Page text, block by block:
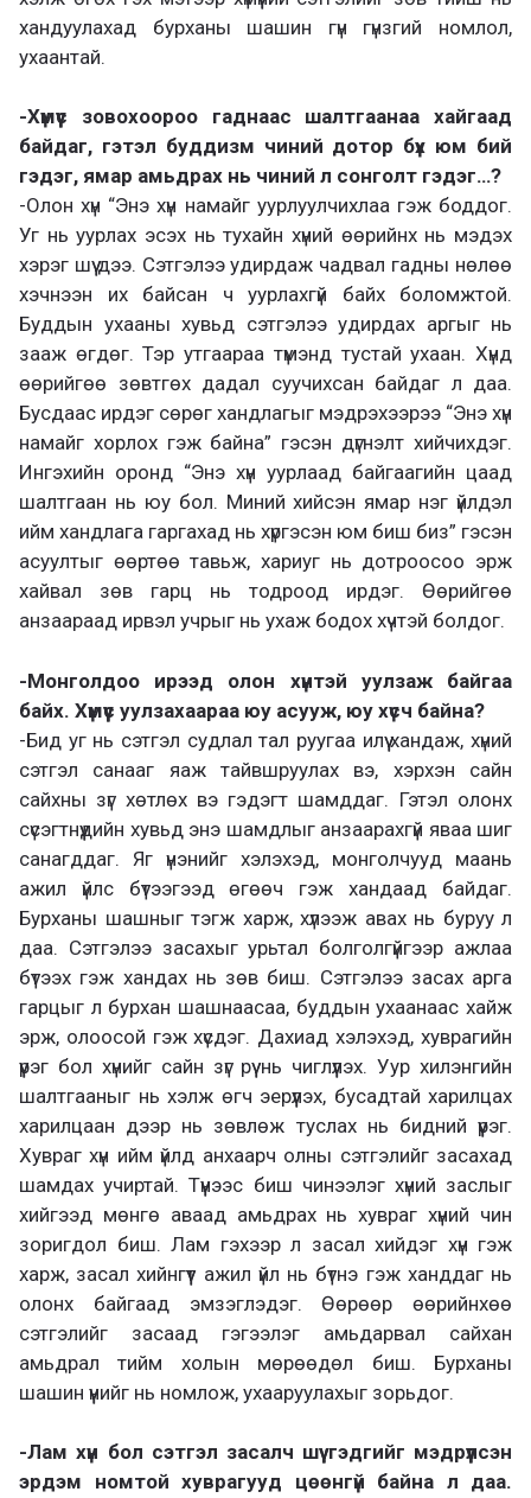
хандуулахад бурханы шашин гүн гүнзгий номлол,
ухаантай.
-Хүмүүс зовохоороо гаднаас шалтгаанаа хайгаад
байдаг, гэтэл буддизм чиний дотор бүх юм бий
гэдэг, ямар амьдрах нь чиний л сонголт гэдэг…?
-Олон хүн “Энэ хүн намайг уурлуулчихлаа гэж боддог.
Уг нь уурлах эсэх нь тухайн хүний өөрийнх нь мэдэх
хэрэг шүү дээ. Сэтгэлээ удирдаж чадвал гадны нөлөө
хэчнээн их байсан ч уурлахгүй байх боломжтой.
Буддын ухааны хувьд сэтгэлээ удирдах аргыг нь
зааж өгдөг. Тэр утгаараа түмэнд тустай ухаан. Хүнд
өөрийгөө зөвтгөх дадал суучихсан байдаг л даа.
Бусдаас ирдэг сөрөг хандлагыг мэдрэхээрээ “Энэ хүн
намайг хорлох гэж байна” гэсэн дүгнэлт хийчихдэг.
Ингэхийн оронд “Энэ хүн уурлаад байгаагийн цаад
шалтгаан нь юу бол. Миний хийсэн ямар нэг үйлдэл
ийм хандлага гаргахад нь хүргэсэн юм биш биз” гэсэн
асуултыг өөртөө тавьж, хариуг нь дотроосоо эрж
хайвал зөв гарц нь тодроод ирдэг. Өөрийгөө
анзаараад ирвэл учрыг нь ухаж бодох хүчтэй болдог.
-Монголдоо ирээд олон хүнтэй уулзаж байгаа
байх. Хүмүүс уулзахаараа юу асууж, юу хүсч байна?
-Бид уг нь сэтгэл судлал тал руугаа илүү хандаж, хүний
сэтгэл санааг яаж тайвшруулах вэ, хэрхэн сайн
сайхны зүг хөтлөх вэ гэдэгт шамддаг. Гэтэл олонх
сүсэгтнүүдийн хувьд энэ шамдлыг анзаарахгүй яваа шиг
санагддаг. Яг үнэнийг хэлэхэд, монголчууд маань
ажил үйлс бүтээгээд өгөөч гэж хандаад байдаг.
Бурханы шашныг тэгж харж, хүлээж авах нь буруу л
даа. Сэтгэлээ засахыг урьтал болголгүйгээр ажлаа
бүтээх гэж хандах нь зөв биш. Сэтгэлээ засах арга
гарцыг л бурхан шашнаасаа, буддын ухаанаас хайж
эрж, олоосой гэж хүсдэг. Дахиад хэлэхэд, хуврагийн
үүрэг бол хүнийг сайн зүг рүү нь чиглүүлэх. Уур хилэнгийн
шалтгааныг нь хэлж өгч эерүүлэх, бусадтай харилцах
харилцаан дээр нь зөвлөж туслах нь бидний үүрэг.
Хувраг хүн ийм үйлд анхаарч олны сэтгэлийг засахад
шамдах учиртай. Түүнээс биш чинээлэг хүний заслыг
хийгээд мөнгө аваад амьдрах нь хувраг хүний чин
зоригдол биш. Лам гэхээр л засал хийдэг хүн гэж
харж, засал хийнгүүт ажил үйл нь бүтнэ гэж ханддаг нь
олонх байгаад эмзэглэдэг. Өөрөөр өөрийнхөө
сэтгэлийг засаад гэгээлэг амьдарвал сайхан
амьдрал тийм холын мөрөөдөл биш. Бурханы
шашин үүнийг нь номлож, ухааруулахыг зорьдог.
-Лам хүн бол сэтгэл засалч шүү гэдгийг мэдрүүлсэн
эрдэм номтой хуврагууд цөөнгүй байна л даа.